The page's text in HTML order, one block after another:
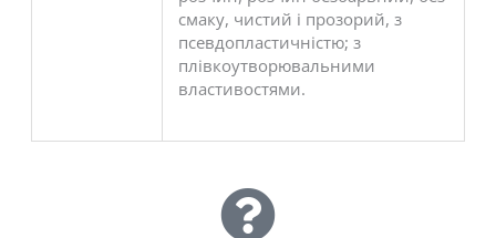
смаку, чистий і прозорий, з
псевдопластичністю; з
плівкоутворювальними
властивостями.